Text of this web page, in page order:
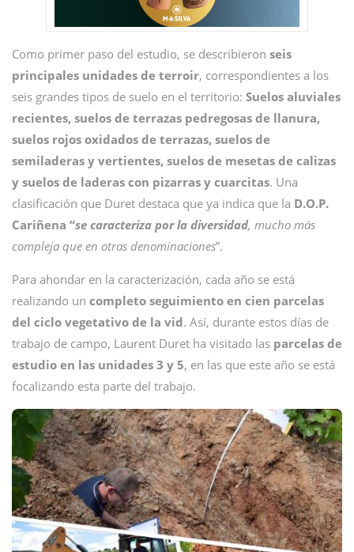
Como primer paso del estudio, se describieron seis
principales unidades de terroir, correspondientes a los
seis grandes tipos de suelo en el territorio: Suelos aluviales
recientes, suelos de terrazas pedregosas de llanura,
suelos rojos oxidados de terrazas, suelos de
semiladeras y vertientes, suelos de mesetas de calizas
y suelos de laderas con pizarras y cuarcitas. Una
clasificación que Duret destaca que ya indica que la D.O.P.
Cariñena “se caracteriza por la diversidad, mucho más
compleja que en otras denominaciones”.
Para ahondar en la caracterización, cada año se está
realizando un completo seguimiento en cien parcelas
del ciclo vegetativo de la vid. Así, durante estos días de
trabajo de campo, Laurent Duret ha visitado las parcelas de
estudio en las unidades 3 y 5, en las que este año se está
focalizando esta parte del trabajo.